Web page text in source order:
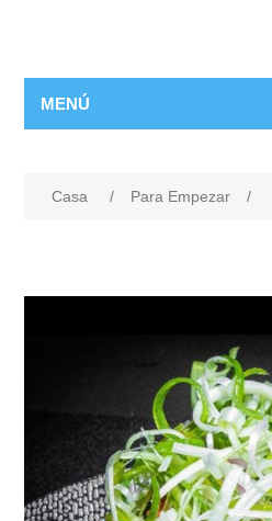
MENÚ
Casa / Para Empezar /